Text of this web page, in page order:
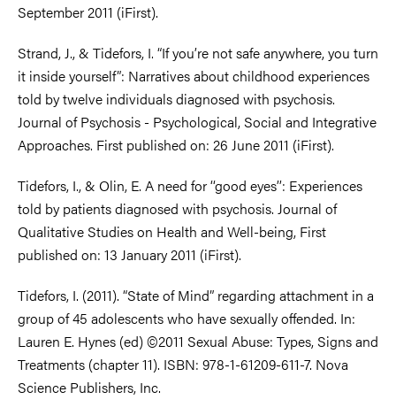
September 2011 (iFirst).
Strand, J., & Tidefors, I. “If you’re not safe anywhere, you turn
it inside yourself”: Narratives about childhood experiences
told by twelve individuals diagnosed with psychosis.
Journal of Psychosis - Psychological, Social and Integrative
Approaches. First published on: 26 June 2011 (iFirst).
Tidefors, I., & Olin, E. A need for ‘‘good eyes’’: Experiences
told by patients diagnosed with psychosis. Journal of
Qualitative Studies on Health and Well-being, First
published on: 13 January 2011 (iFirst).
Tidefors, I. (2011). “State of Mind” regarding attachment in a
group of 45 adolescents who have sexually offended. In:
Lauren E. Hynes (ed) ©2011 Sexual Abuse: Types, Signs and
Treatments (chapter 11). ISBN: 978-1-61209-611-7. Nova
Science Publishers, Inc.